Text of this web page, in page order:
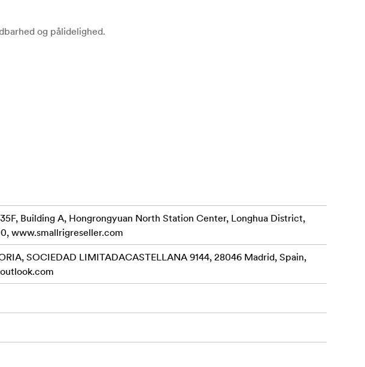
og pålidelighed.
Building A, Hongrongyuan North Station Center, Longhua District,
www.smallrigreseller.com
SOCIEDAD LIMITADACASTELLANA 9144, 28046 Madrid, Spain,